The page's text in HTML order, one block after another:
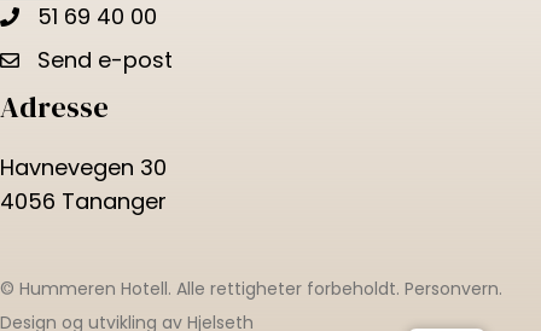
51 69 40 00
Send e-post
Adresse
Havnevegen 30
4056 Tananger
© Hummeren Hotell. Alle rettigheter forbeholdt. Personvern.
Design og utvikling av Hjelseth